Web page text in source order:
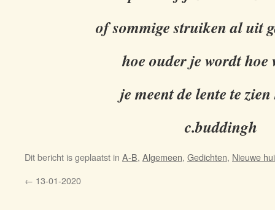
of sommige struiken al uit
hoe ouder je wordt hoe
je meent de lente te
c.buddingh
Dit bericht is geplaatst in A-B, Algemeen, Gedichten, Nieuwe
← 13-01-2020